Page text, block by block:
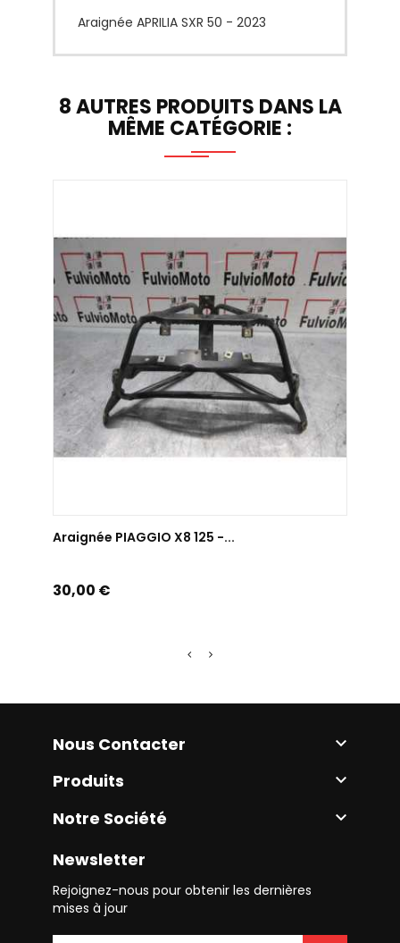
Araignée APRILIA SXR 50 - 2023
8 AUTRES PRODUITS DANS LA
MÊME CATÉGORIE :
Araignée PIAGGIO X8 125 -...
Prix
30,00 €
Nous Contacter 
Produits 
Notre Société 
Newsletter
Rejoignez-nous pour obtenir les dernières
mises à jour